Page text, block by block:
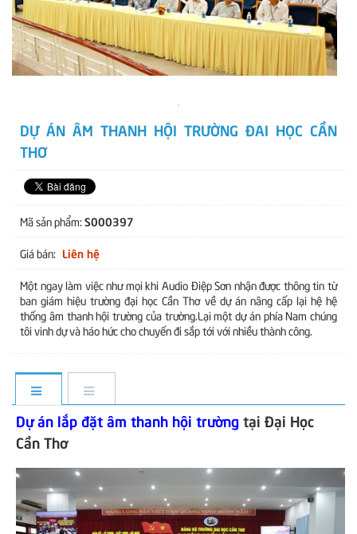
DỰ ÁN ÂM THANH HỘI TRƯỜNG ĐAI HỌC CẦN
THƠ
Mã sản phẩm: S000397
Giá bán: Liên hệ
Một ngay làm việc như mọi khi Audio Điệp Sơn nhận được thông tin từ
ban giám hiệu trường đại học Cần Thơ về dự án nâng cấp lại hệ hệ
thống âm thanh hội trường của trường.Lại một dự án phía Nam chúng
tôi vinh dự và háo hức cho chuyến đi sắp tới với nhiều thành công.
Dự án lắp đặt âm thanh hội trường tại Đại Học
Cần Thơ